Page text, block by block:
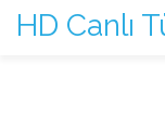
HD Canlı